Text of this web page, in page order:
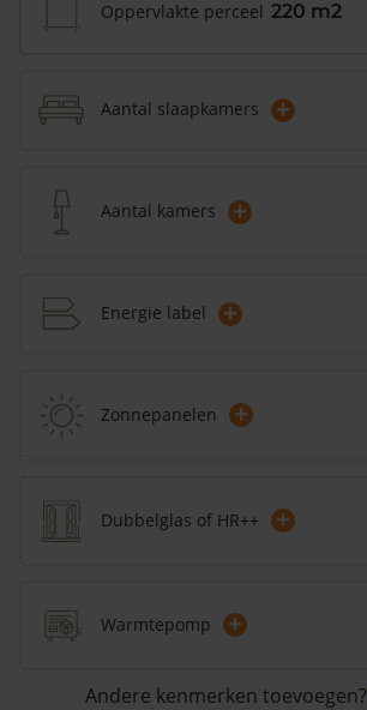
Oppervlakte perceel 220 m2
Aantal slaapkamers +
Aantal kamers +
Energie label +
Zonnepanelen +
Dubbelglas of HR++ +
Warmtepomp +
Andere kenmerken toevoegen?